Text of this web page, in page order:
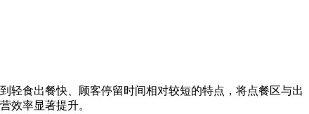
轻食出餐快、顾客停留时间相对较短的特点，将点餐区与出
效率显著提升。